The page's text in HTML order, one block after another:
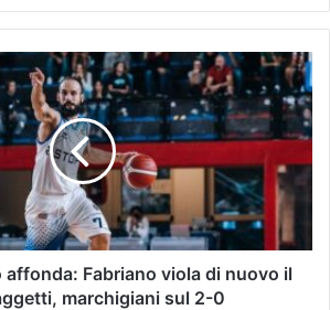
affonda: Fabriano viola di nuovo il
marchigiani sul 2-0